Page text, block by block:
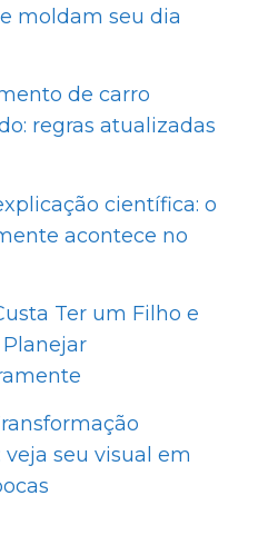
moldam seu dia
de carro
regras atualizadas
científica: o
acontece no
Ter um Filho e
veja seu visual em